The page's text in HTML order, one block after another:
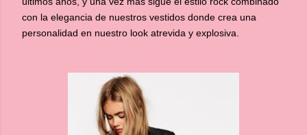
con la elegancia de nuestros vestidos donde crea una
personalidad en nuestro look atrevida y explosiva.